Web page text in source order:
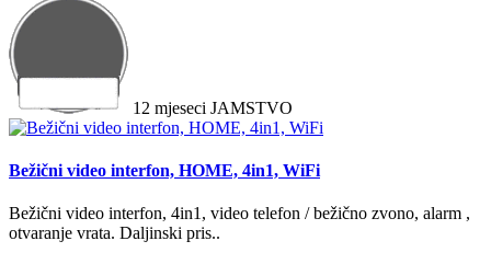
12 mjeseci JAMSTVO
Bežični video interfon, HOME, 4in1, WiFi
Bežični video interfon, 4in1, video telefon / bežično zvono, alarm ,
otvaranje vrata. Daljinski pris..